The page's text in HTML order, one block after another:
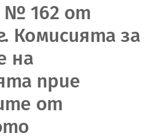
№ 162 от
Комисията за
на
прие
от